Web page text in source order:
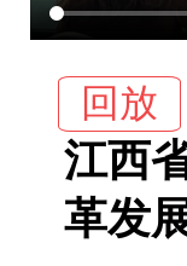
回放
江西
革发